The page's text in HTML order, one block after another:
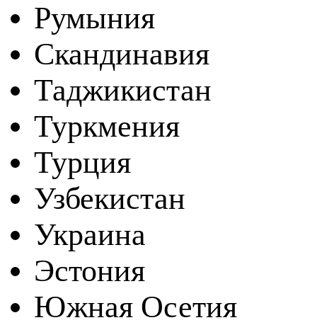
Румыния
Скандинавия
Таджикистан
Туркмения
Турция
Узбекистан
Украина
Эстония
Южная Осетия